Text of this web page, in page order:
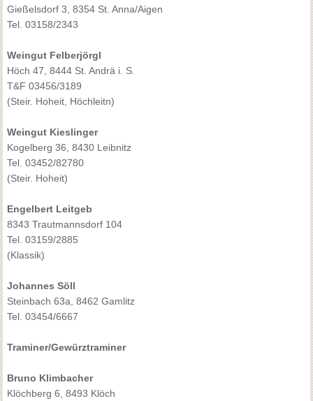
Gießelsdorf 3, 8354 St. Anna/Aigen
Tel. 03158/2343
Weingut Felberjörgl
Höch 47, 8444 St. Andrä i. S.
T&F 03456/3189
(Steir. Hoheit, Höchleitn)
Weingut Kieslinger
Kogelberg 36, 8430 Leibnitz
Tel. 03452/82780
(Steir. Hoheit)
Engelbert Leitgeb
8343 Trautmannsdorf 104
Tel. 03159/2885
(Klassik)
Johannes Söll
Steinbach 63a, 8462 Gamlitz
Tel. 03454/6667
Traminer/Gewürztraminer
Bruno Klimbacher
Klöchberg 6, 8493 Klöch